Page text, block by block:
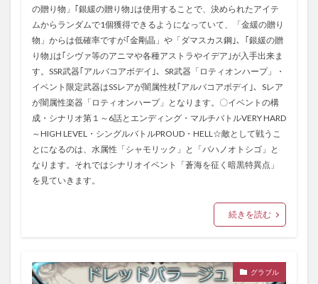
の贈り物」｢銀緩の贈り物｣は使用することで、決められたアイテ
ムからランダムで1個獲得できるようになっていて、「金緩の贈り
物」からは低確率ですが｢金剛晶」や「ダマスカス鋼｣、｢銀緩の贈
り物｣は｢シヴァ等のアニマや各種アストラやイデア｣が入手出来ま
す。SSR武器｢アルバコアボデイ｣、SR武器「ロティオンハープ」・
イベント限定武器はSSレアが闇属性杖｢アルバコアボデイ｣、Sレア
が闇属性楽器「ロティオンハープ」となります。〇イベントの構
成・シナリオ第１～6話とエンディング・マルチバトルVERY HARD
～HIGH LEVEL・シングルバトルPROUD・HELL☆敵として戦うこ
とになるのは、水属性「シャモリック」と「バハノオトシゴ」と
なります。それではシナリオイベント「蒼海を征く暗黒特異点」
を見ていきます。
続きを読む
グラブル